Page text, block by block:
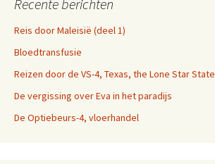
Recente berichten
Reis door Maleisië (deel 1)
Bloedtransfusie
Reizen door de VS-4, Texas, the Lone Star State
De vergissing over Eva in het paradijs
De Optiebeurs-4, vloerhandel